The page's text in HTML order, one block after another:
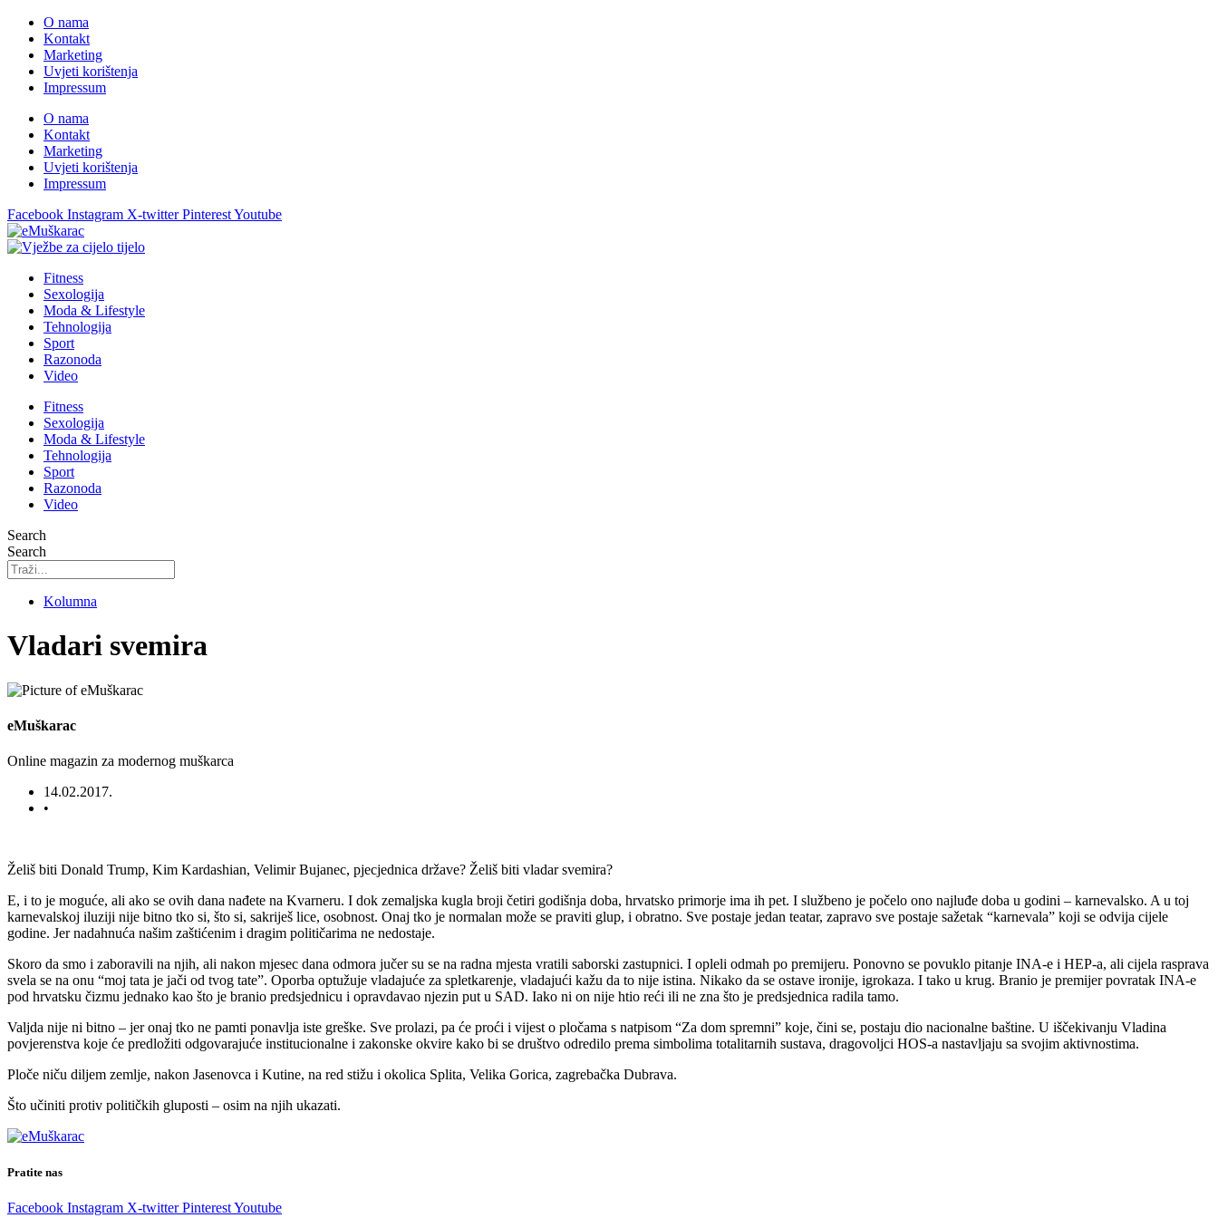
O nama
Kontakt
Marketing
Uvjeti korištenja
Impressum
O nama
Kontakt
Marketing
Uvjeti korištenja
Impressum
Facebook Instagram X-twitter PinterestYoutube
Fitness
Sexologija
Moda & Lifestyle
Tehnologija
Sport
Razonoda
Video
Fitness
Sexologija
Moda & Lifestyle
Tehnologija
Sport
Razonoda
Video
Search
Search
Kolumna
Vladari svemira
eMuškarac
Online magazin za modernog muškarca
14.02.2017.
•
Želiš biti Donald Trump, Kim Kardashian, Velimir Bujanec, pjecjednica države? Želiš biti vladar svemira?
E, i to je moguće, ali ako se ovih dana nađete na Kvarneru. I dok zemaljska kugla broji četiri godišnja doba, hrvatsko primorje ima ih pet. I službeno je počelo ono najluđe doba u godini – karnevalsko. A u toj
karnevalskoj iluziji nije bitno tko si, što si, sakriješ lice, osobnost. Onaj tko je normalan može se praviti glup, i obratno. Sve postaje jedan teatar, zapravo sve postaje sažetak “karnevala” koji se odvija cijele
godine. Jer nadahnuća našim zaštićenim i dragim političarima ne nedostaje.
Skoro da smo i zaboravili na njih, ali nakon mjesec dana odmora jučer su se na radna mjesta vratili saborski zastupnici. I opleli odmah po premijeru. Ponovno se povuklo pitanje INA-e i HEP-a, ali cijela rasprava
svela se na onu “moj tata je jači od tvog tate”. Oporba optužuje vladajuće za spletkarenje, vladajući kažu da to nije istina. Nikako da se ostave ironije, igrokaza. I tako u krug. Branio je premijer povratak INA-e
pod hrvatsku čizmu jednako kao što je branio predsjednicu i opravdavao njezin put u SAD. Iako ni on nije htio reći ili ne zna što je predsjednica radila tamo.
Valjda nije ni bitno – jer onaj tko ne pamti ponavlja iste greške. Sve prolazi, pa će proći i vijest o pločama s natpisom “Za dom spremni” koje, čini se, postaju dio nacionalne baštine. U iščekivanju Vladina
povjerenstva koje će predložiti odgovarajuće institucionalne i zakonske okvire kako bi se društvo odredilo prema simbolima totalitarnih sustava, dragovoljci HOS-a nastavljaju sa svojim aktivnostima.
Ploče niču diljem zemlje, nakon Jasenovca i Kutine, na red stižu i okolica Splita, Velika Gorica, zagrebačka Dubrava.
Što učiniti protiv političkih gluposti – osim na njih ukazati.
Pratite nas
Facebook Instagram X-twitter PinterestYoutube